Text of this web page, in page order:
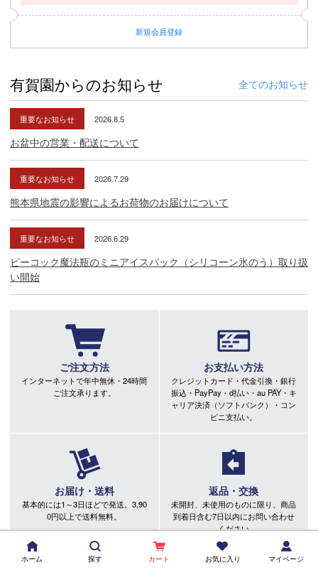
ホーム 探す カート お気に入り マイページ
新規会員登録
有賀園からのお知らせ 全てのお知らせ
重要なお知らせ 2026.8.5
お盆中の営業・配送について
重要なお知らせ 2026.7.29
熊本県地震の影響によるお荷物のお届けについて
重要なお知らせ 2026.6.29
ピーコック魔法瓶のミニアイスパック（シリコーン氷のう）取り扱
い開始
ご注文方法
インターネットで年中無休・24時間
ご注文承ります。
お支払い方法
クレジットカード・代金引換・銀行
振込・PayPay・d払い・au PAY・キ
ャリア決済（ソフトバンク）・コン
ビニ支払い。
お届け・送料
基本的には1～3日ほどで発送。3,90
0円以上で送料無料。
返品・交換
未開封、未使用のものに限り、商品
到着日含む7日以内にお問い合わせ
ください